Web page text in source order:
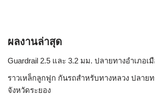
ผลงานล่าสุด
Guardrail 2.5 และ 3.2 มม. ปลายทางอำเภอเ
ราวเหล็กลูกฟูก กันรถสําหรับทางหลวง ปลายท
จังหวัดระยอง